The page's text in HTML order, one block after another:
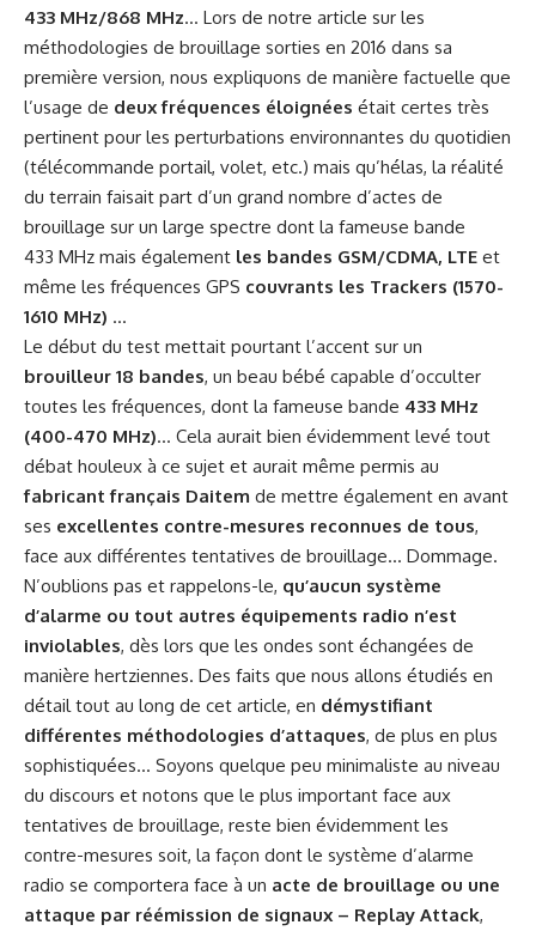
433 MHz/868 MHz… Lors de notre article sur les
méthodologies de brouillage sorties en 2016 dans sa
première version, nous expliquons de manière factuelle que
l’usage de deux fréquences éloignées était certes très
pertinent pour les perturbations environnantes du quotidien
(télécommande portail, volet, etc.) mais qu’hélas, la réalité
du terrain faisait part d’un grand nombre d’actes de
brouillage sur un large spectre dont la fameuse bande
433 MHz mais également les bandes GSM/CDMA, LTE et
même les fréquences GPS couvrants les Trackers (1570-
1610 MHz) …
Le début du test mettait pourtant l’accent sur un
brouilleur 18 bandes, un beau bébé capable d’occulter
toutes les fréquences, dont la fameuse bande 433 MHz
(400-470 MHz)… Cela aurait bien évidemment levé tout
débat houleux à ce sujet et aurait même permis au
fabricant français Daitem de mettre également en avant
ses excellentes contre-mesures reconnues de tous,
face aux différentes tentatives de brouillage… Dommage.
N’oublions pas et rappelons-le, qu’aucun système
d’alarme ou tout autres équipements radio n’est
inviolables, dès lors que les ondes sont échangées de
manière hertziennes. Des faits que nous allons étudiés en
détail tout au long de cet article, en démystifiant
différentes méthodologies d’attaques, de plus en plus
sophistiquées… Soyons quelque peu minimaliste au niveau
du discours et notons que le plus important face aux
tentatives de brouillage, reste bien évidemment les
contre-mesures soit, la façon dont le système d’alarme
radio se comportera face à un acte de brouillage ou une
attaque par réémission de signaux – Replay Attack,